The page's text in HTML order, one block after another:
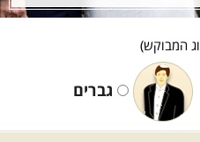
המבוקש)
גברים